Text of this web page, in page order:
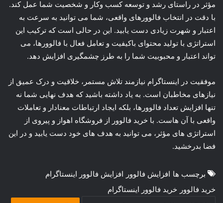
مؤثر در راستای رشد و توسعه کسب وکار و شخصیت شما عمل کند.
با دقت در انتخاب فالوورهای واقعی، شما می توانید به سرعت به
اعتبار و شهرت زیادی دست یابید. این در حالی است که ترکیب این
استراتژی با تولید محتوای باکیفیت و تعامل فعال با فالوورها، می
تواند اعتبار و محبوبیت شما را به طرز چشمگیری افزایش دهد.
موفقیت در اینستاگرام نیازمند تلاش مستمر، خلاقیت و درک عمیق از
نیازهای مخاطبان است. به یاد داشته باشید که هدف نهایی شما نه
تنها افزایش تعداد فالوورها، بلکه ایجاد ارتباطات معنادار و تعاملات
واقعی با آن هاست. با خرید فالوور از فروشگاه اهواز و پیروی از
استراتژی های مؤثر، می توانید به هدف های خود دست یابید و در این
فضا بدرخشید.
برچسب ها افزایش فالوور افزایش فالوور اینستاگرام
خرید فالوور خرید فالوور اینستاگرام